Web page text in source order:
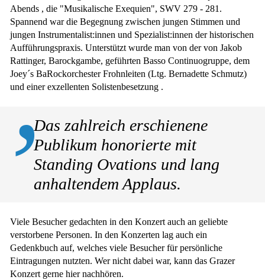
Abends , die "Musikalische Exequien", SWV 279 - 281.
Spannend war die Begegnung zwischen jungen Stimmen und
jungen Instrumentalist:innen und Spezialist:innen der historischen
Aufführungspraxis. Unterstützt wurde man von der von Jakob
Rattinger, Barockgambe, geführten Basso Continuogruppe, dem
Joey´s BaRockorchester Frohnleiten (Ltg. Bernadette Schmutz)
und einer exzellenten Solistenbesetzung .
Das zahlreich erschienene
Publikum honorierte mit
Standing Ovations und lang
anhaltendem Applaus.
Viele Besucher gedachten in den Konzert auch an geliebte
verstorbene Personen. In den Konzerten lag auch ein
Gedenkbuch auf, welches viele Besucher für persönliche
Eintragungen nutzten. Wer nicht dabei war, kann das Grazer
Konzert gerne hier nachhören.